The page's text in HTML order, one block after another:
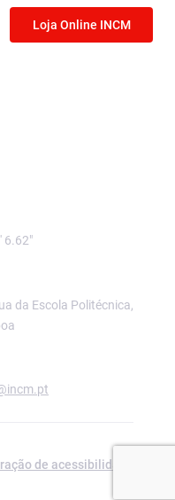
Loja Online INCM
6.62"
da Escola Politécnica,
de acessibilidade